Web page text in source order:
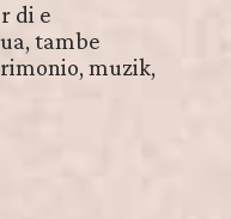
di e
tambe
muzik,